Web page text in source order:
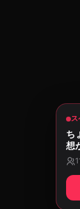
ス
ち
想